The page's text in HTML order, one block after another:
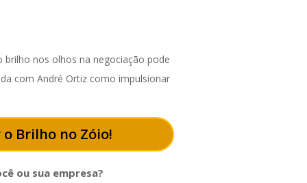
brilho nos olhos na negociação pode
com André Ortiz como impulsionar
Brilho no Zóio!
ou sua empresa?